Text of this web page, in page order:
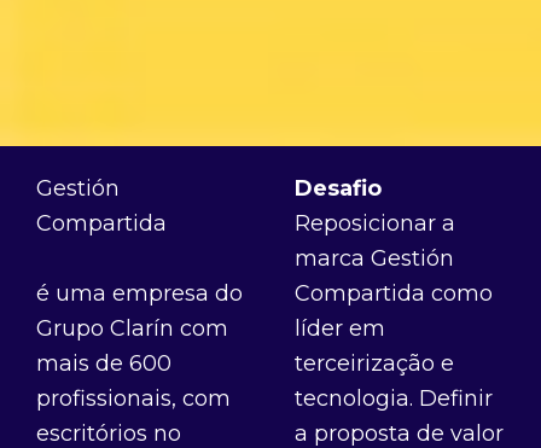
Gestión
Compartida
é uma empresa do
Grupo Clarín com
mais de 600
profissionais, com
escritórios no
Desafio
Reposicionar a
marca Gestión
Compartida como
líder em
terceirização e
tecnologia. Definir
a proposta de valor